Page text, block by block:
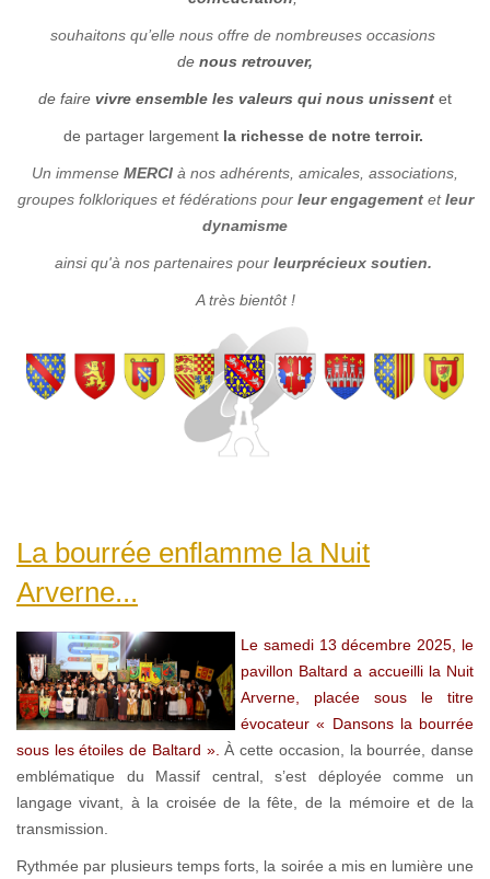
souhaitons qu’elle nous offre de nombreuses occasions
de nous retrouver,
de faire vivre ensemble les valeurs qui nous unissent et
de partager largement la richesse de notre terroir.
Un immense MERCI à nos adhérents, amicales, associations,
groupes folkloriques et fédérations pourleur engagement etleur
dynamisme
ainsi qu'à nos partenaires pourleurprécieux soutien.
A très bientôt !
La bourrée enflamme la Nuit
Arverne...
Le samedi 13 décembre 2025, le
pavillon Baltard a accueilli la Nuit
Arverne, placée sous le titre
évocateur « Dansons la bourrée
sous les étoiles de Baltard ». À cette occasion, la bourrée, danse
emblématique du Massif central, s’est déployée comme un
langage vivant, à la croisée de la fête, de la mémoire et de la
transmission.
Rythmée par plusieurs temps forts, la soirée a mis en lumière une